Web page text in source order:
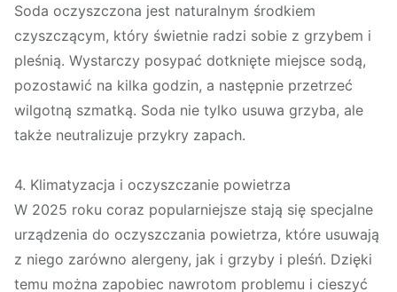
Soda oczyszczona jest naturalnym środkiem
czyszczącym, który świetnie radzi sobie z grzybem i
pleśnią. Wystarczy posypać dotknięte miejsce sodą,
pozostawić na kilka godzin, a następnie przetrzeć
wilgotną szmatką. Soda nie tylko usuwa grzyba, ale
także neutralizuje przykry zapach.
4. Klimatyzacja i oczyszczanie powietrza
W 2025 roku coraz popularniejsze stają się specjalne
urządzenia do oczyszczania powietrza, które usuwają
z niego zarówno alergeny, jak i grzyby i pleśń. Dzięki
temu można zapobiec nawrotom problemu i cieszyć